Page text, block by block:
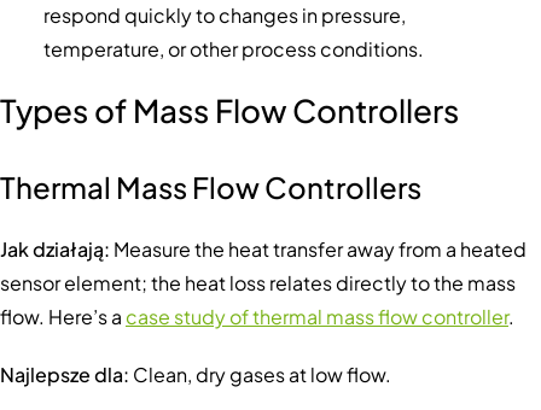
respond quickly to changes in pressure,
temperature, or other process conditions.
Types of Mass Flow Controllers
Thermal Mass Flow Controllers
Jak działają: Measure the heat transfer away from a heated
sensor element; the heat loss relates directly to the mass
flow. Here’s a case study of thermal mass flow controller.
Najlepsze dla: Clean, dry gases at low flow.